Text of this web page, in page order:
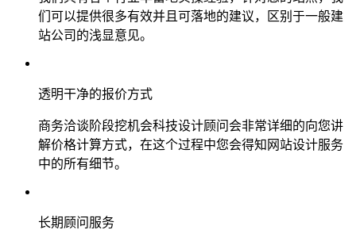
们可以提供很多有效并且可落地的建议，区别于一般建
站公司的浅显意见。
透明干净的报价方式
商务洽谈阶段挖机会科技设计顾问会非常详细的向您讲
解价格计算方式，在这个过程中您会得知网站设计服务
中的所有细节。
长期顾问服务